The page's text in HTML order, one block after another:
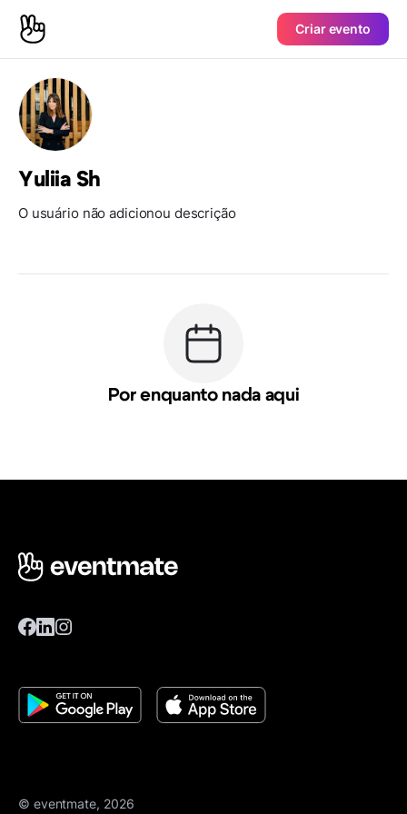
Criar evento
Yuliia Sh
O usuário não adicionou descrição
Por enquanto nada aqui
© eventmate, 2026